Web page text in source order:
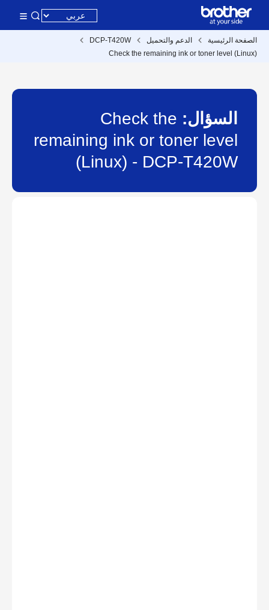
الصفحة الرئيسية الدعم والتحميل
DCP-T420W
Check the remaining ink or toner level (Linux)
السؤال:
Check the
remaining ink or toner level
(Linux) - DCP-T420W